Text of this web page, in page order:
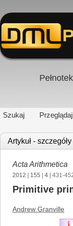
Szukaj Przeglądaj
Artykuł - szczegóły
Acta Arithmetica
2012 155 4 | 431-
Primitive
Andrew Granville